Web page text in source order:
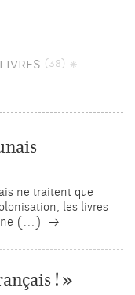
livres (38)
ne traitent que
les livres
(…) →
! »